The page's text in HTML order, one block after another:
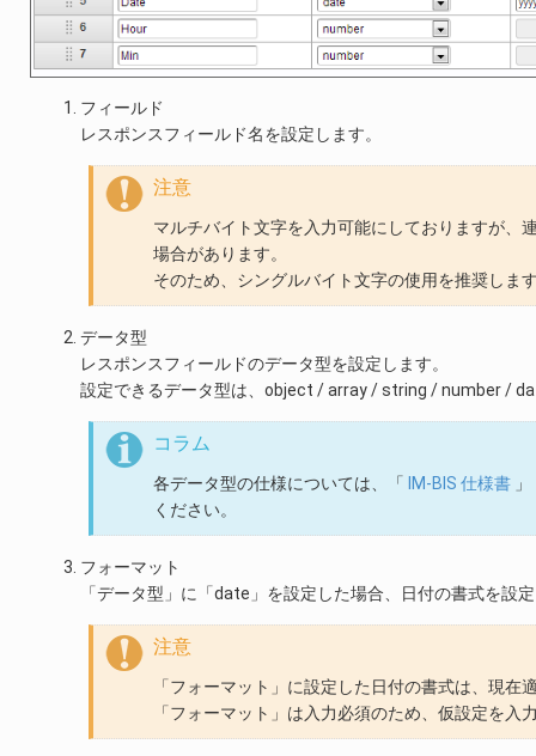
フィールド
レスポンスフィールド名を設定します。
注意
マルチバイト文字を入力可能にしておりますが、
場合があります。
そのため、シングルバイト文字の使用を推奨しま
データ型
レスポンスフィールドのデータ型を設定します。
設定できるデータ型は、object / array / string / number /
コラム
各データ型の仕様については、「 IM-BIS 仕様書
ください。
フォーマット
「データ型」に「date」を設定した場合、日付の書式を設
注意
「フォーマット」に設定した日付の書式は、現在
「フォーマット」は入力必須のため、仮設定を入